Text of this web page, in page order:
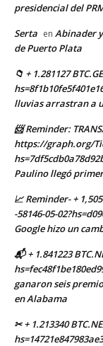
presidencial del
Serta en Abinader
de Puerto Plata
📁 + 1.281127
lluvias arrastran a
📨 Reminder:
https://graph.org/
Paulino llegó
📈 Reminder- +
-58146-05-
Google hizo un
📬 + 1.841223
ganaron seis
en Alabama
✂ + 1.213340